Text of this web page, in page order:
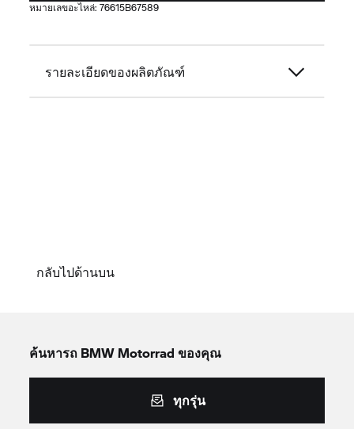
หมายเลขอะไหล่:76615B67589
รายละเอียดของผลิตภัณฑ์
กลับไปด้านบน
ค้นหารถ BMW Motorrad ของคุณ
ทุกรุ่น